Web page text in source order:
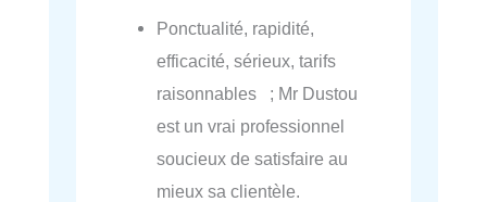
Ponctualité, rapidité,
efficacité, sérieux, tarifs
raisonnables ; Mr Dustou
est un vrai professionnel
soucieux de satisfaire au
mieux sa clientèle.